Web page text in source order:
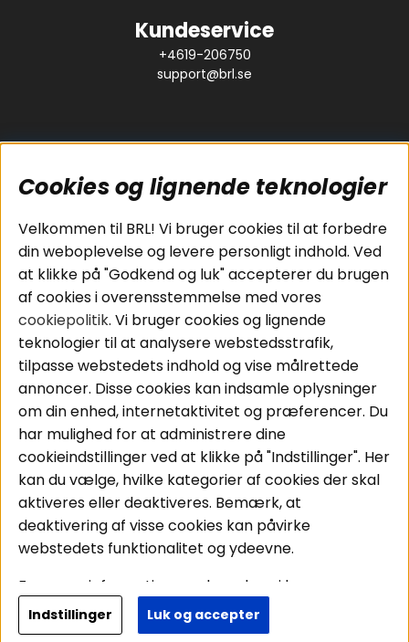
Kundeservice
+4619-206750
support@brl.se
Populære sider
Pakkeløsninger
Bilstereo
Højttalere
Forstærker
Smartphone
Tilbehør
Kabler
Kundeservice
Cookies
Handelsbetingelser
Personvernpolicy
Service / Garanti /
Retur
Områder
Bilstereo
Hjemmestereo
S
g på din bil
Følg os
Instagram
Facebook
Youtube
Copyright © 2026 - BRL Electronics
Cookies og lignende teknologier
Velkommen til BRL! Vi bruger cookies til at forbedre
din weboplevelse og levere personligt indhold. Ved
at klikke på "Godkend og luk" accepterer du brugen
af cookies i overensstemmelse med vores
cookiepolitik. Vi bruger cookies og lignende
teknologier til at analysere webstedsstrafik,
tilpasse webstedets indhold og vise målrettede
annoncer. Disse cookies kan indsamle oplysninger
om din enhed, internetaktivitet og præferencer. Du
har mulighed for at administrere dine
cookieindstillinger ved at klikke på "Indstillinger". Her
kan du vælge, hvilke kategorier af cookies der skal
aktiveres eller deaktiveres. Bemærk, at
deaktivering af visse cookies kan påvirke
webstedets funktionalitet og ydeevne.
For mere information om, hvordan vi bruger
cookies og behandler dine personoplysninger, læs
venligst vorespersonvernpolicy. Ved at fortsætte
Indstillinger Luk og accepter